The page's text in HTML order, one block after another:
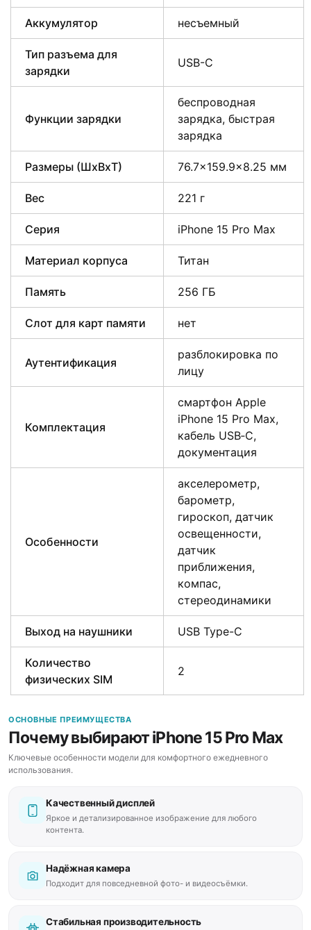
Аккумулятор несъемный
Тип разъема для
зарядки
USB-C
Функции зарядки
беспроводная
зарядка, быстрая
зарядка
Размеры (ШxВxТ) 76.7×159.9×8.25 мм
Вес 221 г
Серия iPhone 15 Pro Max
Материал корпуса Титан
Память 256 ГБ
Слот для карт памяти нет
Аутентификация
разблокировка по
лицу
Комплектация
смартфон Apple
iPhone 15 Pro Max,
кабель USB‑C,
документация
Особенности
акселерометр,
барометр,
гироскоп, датчик
освещенности,
датчик
приближения,
компас,
стереодинамики
Выход на наушники USB Type-C
Количество
физических SIM
2
ОСНОВНЫЕ ПРЕИМУЩЕСТВА
Почему выбирают iPhone 15 Pro Max
Ключевые особенности модели для комфортного ежедневного
использования.
Качественный дисплей
Яркое и детализированное изображение для любого
контента.
Надёжная камера
Подходит для повседневной фото- и видеосъёмки.
Стабильная производительность